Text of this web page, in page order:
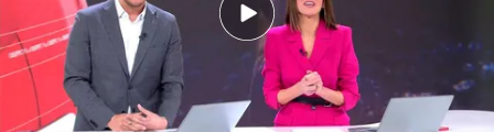
Miles de mujeres salen a la calle en un nuevo 8M
con el feminismo dividido
Isabel Díaz Ayuso levanta la polémica